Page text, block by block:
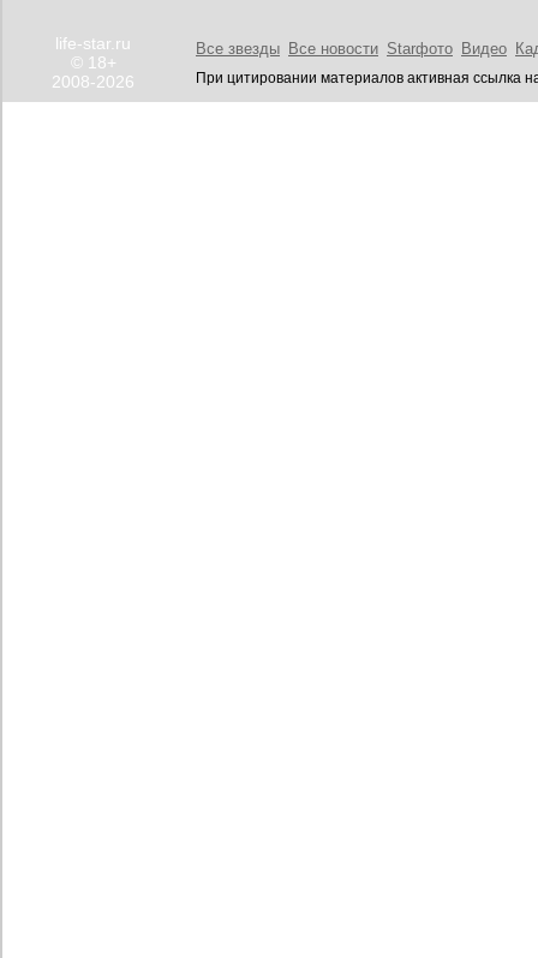
life-star.ru
© 18+
2008-2026
Все звезды Все новости Starфото Видео
При цитировании материалов активная ссылка